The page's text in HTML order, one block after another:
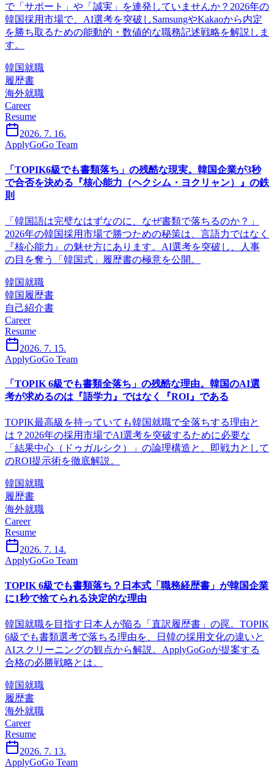
で「サポート」や「誠実」を連発していませんか？2026年の
韓国採用市場で、AI選考を突破しSamsungやKakaoから内定
を勝ち取るための能動的・数値的な職務記述戦略を解説しま
す。
韓国就職
履歴書
海外就職
Career
Resume
2026. 7. 16.
ApplyGoGo Team
「TOPIK6級でも書類落ち」の残酷な現実。韓国企業が3秒
で合否を決める『核心能力（ヘクシム・ヨクリャン）』の鉄
則
「韓国語は完璧なはずなのに、なぜ書類で落ちるのか？」
2026年の韓国採用市場で勝つための秘策は、言語力ではなく
『核心能力』の魅せ方にあります。AI選考を突破し、人事
の目を奪う「韓国式」履歴書の極意を公開。
韓国就職
韓国履歴書
自己紹介書
Career
Resume
2026. 7. 15.
ApplyGoGo Team
「TOPIK 6級でも書類全落ち」の残酷な理由。韓国のAI選
考が求めるのは『語学力』ではなく『ROI』である
TOPIK最高級を持っていても韓国就職で全落ちする理由と
は？2026年の採用市場でAI選考を突破するために必要な
「結果中心（ドゥガルシク）」の論理構造と、即戦力として
のROI提示術を徹底解説。
韓国就職
履歴書
海外就職
Career
Resume
2026. 7. 14.
ApplyGoGo Team
TOPIK 6級でも書類落ち？日本式「職務経歴書」が韓国企業
に1秒で捨てられる決定的な理由
韓国就職を目指す日本人が陥る「直訳履歴書」の罠。TOPIK
6級でも書類選考で落ちる理由を、日韓の採用文化の違いと
AIスクリーニングの観点から解説。ApplyGoGoが提案する
合格の必勝戦略とは。
韓国就職
履歴書
海外就職
Career
Resume
2026. 7. 13.
ApplyGoGo Team